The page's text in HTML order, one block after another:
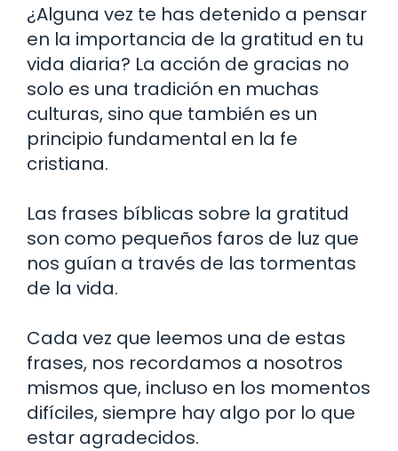
¿Alguna vez te has detenido a pensar
en la importancia de la gratitud en tu
vida diaria? La acción de gracias no
solo es una tradición en muchas
culturas, sino que también es un
principio fundamental en la fe
cristiana.
Las frases bíblicas sobre la gratitud
son como pequeños faros de luz que
nos guían a través de las tormentas
de la vida.
Cada vez que leemos una de estas
frases, nos recordamos a nosotros
mismos que, incluso en los momentos
difíciles, siempre hay algo por lo que
estar agradecidos.